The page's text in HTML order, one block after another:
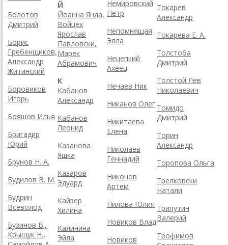
Болотов
Дмитрий
Борис
Гребенщиков,
Александр
Житинский
Боровиков
Игорь
Бояшов Илья
Бригадир
Юрий
Брунов Н. А.
Будилов В. М.
Будрин
Всеволод
Бузинов В.,
Крыщук Н.,
Й
Йоанна Янда,
Войцех
Ярослав
Павловски,
Марек
Абрамович
К
Кабанов
Александр
Кабанов
Леонид
Казанова
Яшка
Казаров
Эдуард
Кайзер
Хилина
Калинина
Эйла
Немировский
Петр
Непомнящая
Элла
Нецепкий
Ахеец
Нечаев Ник
Никанов Олег
Никитаева
Елена
Николаев
Геннадий
Никонов
Артем
Нилова Юлия
Новиков Влад
Новиков
Токарев
Александр
Токарева Е. А.
Толстоба
Дмитрий
Толстой Лев
Николаевич
Томидо
Дмитрий
Торин
Александр
Торопова Ольга
Трелковски
Натали
Трипутин
Валерий
Трофимов